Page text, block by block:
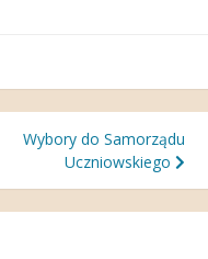
Wybory do Samorządu
Uczniowskiego